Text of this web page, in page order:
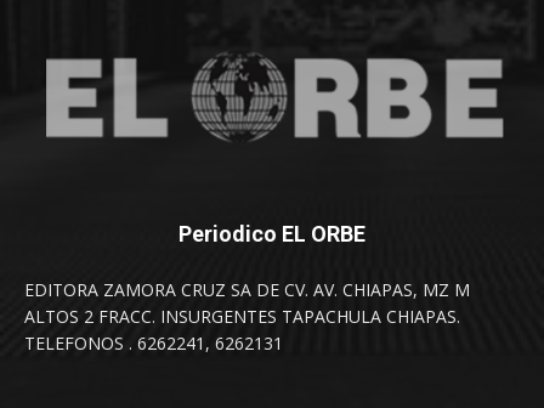
Periodico EL ORBE
EDITORA ZAMORA CRUZ SA DE CV. AV. CHIAPAS, MZ M
ALTOS 2 FRACC. INSURGENTES TAPACHULA CHIAPAS.
TELEFONOS . 6262241, 6262131